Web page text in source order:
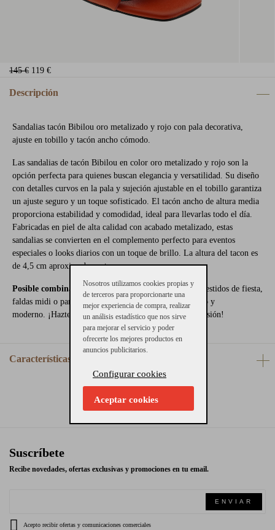
145 € 119 €
Descripción
Sandalias tacón Bibilou oro metalizado y rojo con pala decorativa,
ajuste en tobillo y tacón ancho cómodo.
Las sandalias de tacón Bibilou en color oro metalizado y rojo son la
opción perfecta para quienes buscan elegancia y versatilidad. Su diseño
con detalles curvos en la pala y sujeción ajustable en el tobillo garantiza
un ajuste seguro y un toque sofisticado. El tacón ancho de altura media
proporciona estabilidad y comodidad, ideal para llevarlas todo el día.
Fabricadas en piel de alta calidad con acabado metalizado, estas
sandalias se convierten en el complemento perfecto para eventos
especiales o looks diarios con un toque de brillo. La altura del tacon es
de 4,5 cm aproximadamente.
Posible combinaciones:Perfectas para combinar con vestidos de fiesta,
faldas midi o pantalones fluidos para un look sofisticado y
moderno. ¡Hazte con ellas y deslumbra en cualquier ocasión!
Características
Suscríbete
Recibe novedades, ofertas exclusivas y promociones en tu email.
ENVIAR
Acepto recibir ofertas y comunicaciones comerciales
Nosotros utilizamos cookies propias y
de terceros para proporcionarte una
mejor experiencia de compra, realizar
un análisis estadístico que nos sirve
para mejorar el servicio y poder
ofrecerte los mejores productos en
anuncios publicitarios.
Configurar cookies
Aceptar cookies